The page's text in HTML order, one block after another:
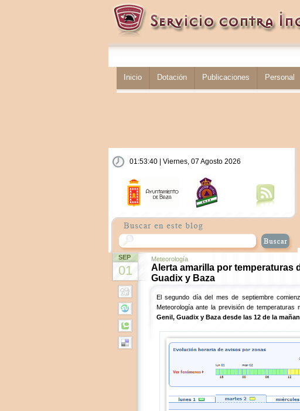
Inicio Dotación Publicaciones Personal
01:53:40 | Viernes, 07 Agosto 2026
SEP
01
Meteorología
Alerta amarilla por temperaturas
Guadix y Baza
El segundo día del mes de septiembre
Meteorología ante la previsión de temperaturas
Genil, Guadix y Baza desde las 12 de la